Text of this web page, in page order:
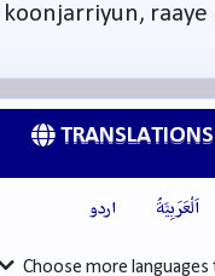
koonjarriyun, raaye
TRANSLATIONS
اَلْعَرَبِيَّةُ اردو
Choose more languages